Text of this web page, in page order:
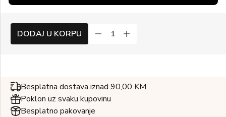
DODAJ U KORPU
Besplatna dostava iznad 90,00 KM
Poklon uz svaku kupovinu
Besplatno pakovanje